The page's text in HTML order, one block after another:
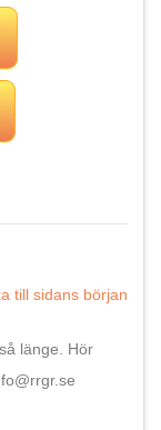
till sidans början
länge. Hör